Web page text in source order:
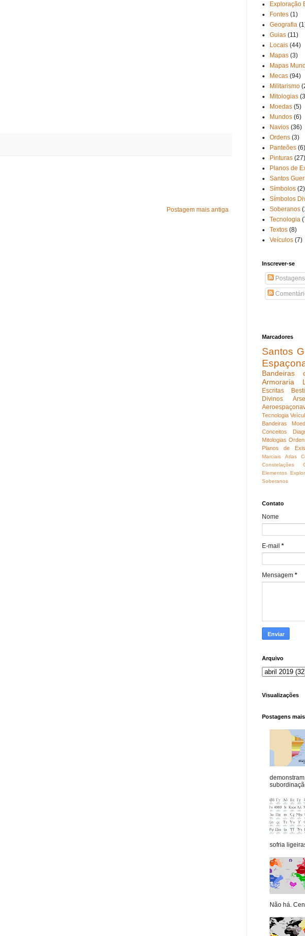
Postagem mais antiga
Exploração
Fontes (1)
Geografia
Guias (11)
Locais (44)
Mapas (3)
Mapas
Mecas (94)
Militarismo
Mitologias
Moedas (5)
Mundos (6)
Navios (36)
Ordens (3)
Panteões (6)
Pinturas (27)
Planos de
Santos
Símbolos (2)
Símbolos
Soberanos
Tecnologia
Textos (8)
Veículos (7)
Inscrever-se
Postagens
Marcadores
Santos
Bandeiras
Armoraria
Escritas
Divinos
Tecnologia
Bandeiras
Conceitos
Mitologias
Planos de
Marciais
Atlas
Constelações
Elementos
Soberanos
Contato
Nome
E-mail *
Mensagem *
Arquivo
Visualizações
Postagens
sofria
Não há.